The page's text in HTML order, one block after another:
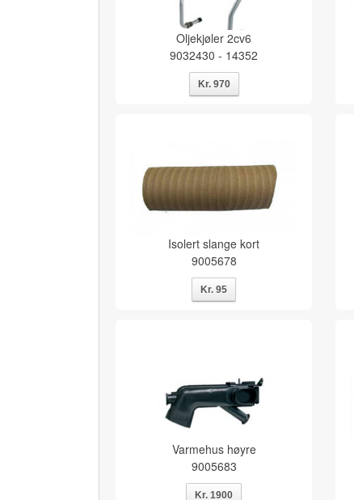
Oljekjøler 2cv6
9032430 - 14352
Isolert slange kort
9005678
Varmehus høyre
9005683